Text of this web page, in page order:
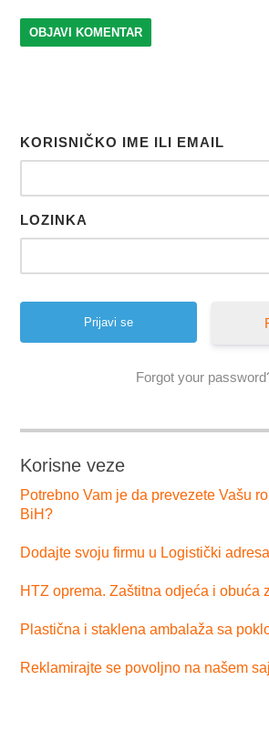
KORISNIČKO IME ILI EMAIL
LOZINKA
Forgot your
Korisne veze
Potrebno Vam je da prevezete Vašu
BiH?
Dodajte svoju firmu u Logistički
HTZ oprema. Zaštitna odjeća i obuća
Plastična i staklena ambalaža sa
Reklamirajte se povoljno na našem